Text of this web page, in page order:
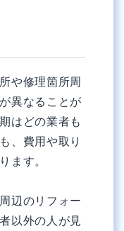
や修理箇所周
異なることが
はどの業者も
、費用や取り
ます。
辺のリフォー
以外の人が見